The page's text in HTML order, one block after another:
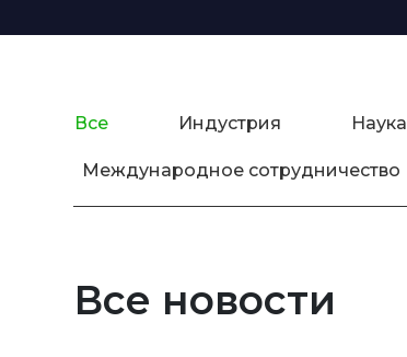
Все Индустрия Наука
Международное сотрудничество
Все новости